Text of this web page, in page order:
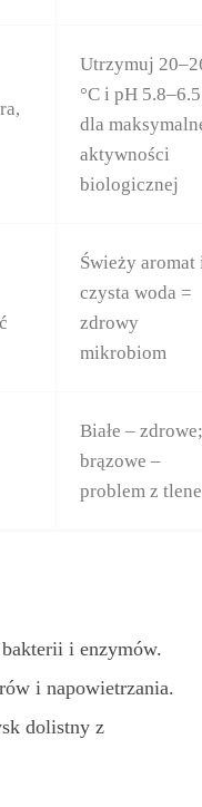
Utrzymuj
°C i pH 5.8–6.5
dla
aktywności
biologicznej
Świeży aromat
czysta woda =
zdrowy
mikrobiom
Białe –
brązowe –
problem z
i enzymów.
i napowietrzania.
dolistny z